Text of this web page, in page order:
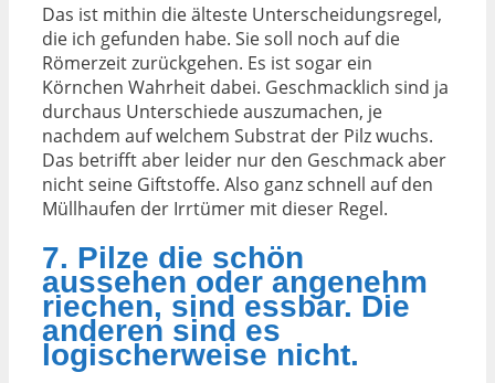
Das ist mithin die älteste Unterscheidungsregel,
die ich gefunden habe. Sie soll noch auf die
Römerzeit zurückgehen. Es ist sogar ein
Körnchen Wahrheit dabei. Geschmacklich sind ja
durchaus Unterschiede auszumachen, je
nachdem auf welchem Substrat der Pilz wuchs.
Das betrifft aber leider nur den Geschmack aber
nicht seine Giftstoffe. Also ganz schnell auf den
Müllhaufen der Irrtümer mit dieser Regel.
7. Pilze die schön
aussehen oder angenehm
riechen, sind essbar. Die
anderen sind es
logischerweise nicht.